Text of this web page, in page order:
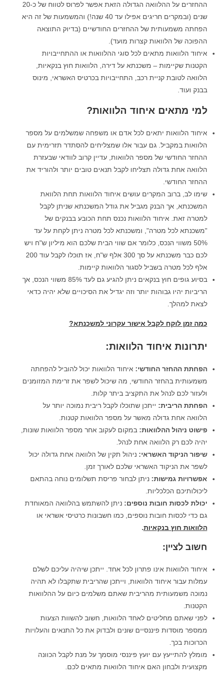
ההחזרים על ההלוואה הגדולה הזאת אפשר לפרוס לטווח של כ-20
שנים (ובמקרים חריגים אפילו עד 40 שנה!) והמשמעות של זה היא
הפחתה משמעותית של ההחזרים החודשיים (בדיוק התוצאה
ההפוכה של הלוואות קצרות מועד).
איחוד הלוואות מתאים לכל סוגי ההלוואות או ההתחייבויות
הקטנות שקיימות – משכנתא על דירה, הלוואות חוץ בנקאיות,
הלוואה לטובת קניית רכב, התחייבויות בכרטיס האשראי, מינוס
בבנק ועוד.
למי מתאים איחוד הלוואות?
איחוד הלוואות יתאים לכל אדם או משפחה שמשלמים על מספר
הלוואות במקביל. גם עבור אלו שמצליחים להסתדר תזרימית עם
ההחזר החודשי של מספר הלוואות, עדיין קרוב לוודאי שבעזרת
הלוואה אחת גדולה תצליחו לקבל תנאים טובים יותר ולהוריד את
ההחזר החודשי.
שימו לב, ברוב המקרים עושים איחוד הלוואות תחת הלוואת
המשכנתא, אך הבנק מגביל את גודל המשכנתא שניתן לקבל
למטרה זאת. איחוד הלוואות נכנס תחת הכובע בבנקים של
"משכנתא לכל מטרה", ומשכנתא לכל מטרה ניתן לקחת על עד
50% משווי הנכס, כלומר אם שווי הבית שלכם הוא מיליון ש"ח ויש
לכם כבר משכנתא על סך 300 אלף ש"ח, אז תוכלו לקבל עוד 200
אלף לכל מטרה בשביל לסגור הלוואות קיימות.
בסיוע גופים חוץ בנקאים ניתן להגיע גם לעד 85% משווי הנכס, אך
הריביות יהיו גבוהות יותר וזה יגדיל את הסיכויים שלא יהיה כדאי
לצאת למהלך.
כמה זמן לוקח לקבל אישור עקרוני למשכנתא?
יתרונות איחוד הלוואות:
הפחתת ההחזר החודשי: איחוד הלוואות יכול להוביל להפחתה
משמעותית בהחזר החודשי, מה שיכול לשפר את זרימת המזומנים
ולעזור לכם לנהל את התקציב ביתר קלות.
הפחתת הריבית: ייתכן שתוכלו לקבל ריבית נמוכה יותר על
הלוואה אחת גדולה מאשר על מספר הלוואות קטנות.
פישוט ניהול ההלוואות: במקום לעקוב אחר מספר הלוואות שונות,
יהיה לכם רק הלוואה אחת לנהל.
שיפור הניקוד האשראי: ניהול תקין של הלוואה אחת גדולה יכול
לשפר את הניקוד האשראי שלכם לאורך זמן.
אפשרויות גמישות: ניתן לבחור פריסת תשלומים נוחה בהתאם
ליכולותיכם הכלכליות.
יכולת לכסות חובות נוספים: ניתן להשתמש בהלוואה המאוחדת
גם כדי לכסות חובות נוספים, כמו חשבונות כרטיסי אשראי או
הלוואות חוץ בנקאיות.
חשוב לציין:
איחוד הלוואות אינו פתרון לכל אחד. ייתכן שיהיה עליכם לשלם
עמלות עבור איחוד הלוואות, וייתכן שהריבית שתקבלו לא תהיה
נמוכה משמעותית מהריבית שאתם משלמים כיום על ההלוואות
הקטנות.
לפני שאתם מחליטים לאחד הלוואות, חשוב להשוות הצעות
ממספר מוסדות פיננסיים שונים ולבדוק את כל התנאים והעלויות
הכרוכות בכך.
מומלץ להתייעץ עם יועץ פיננסי מוסמך על מנת לקבל הכוונה
מקצועית ולבחון האם איחוד הלוואות מתאים לכם.